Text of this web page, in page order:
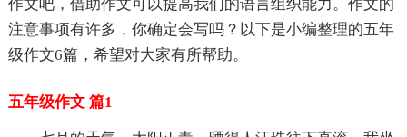
作文吧，借助作文可以提高我们的语言组织能力。作文的
注意事项有许多，你确定会写吗？以下是小编整理的五年
级作文6篇，希望对大家有所帮助。
五年级作文 篇1